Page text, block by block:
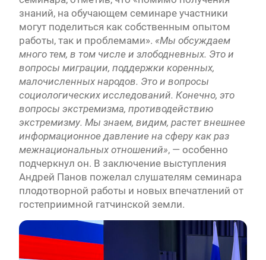
знаний, на обучающем семинаре участники
могут поделиться как собственным опытом
работы, так и проблемами». «Мы обсуждаем
много тем, в том числе и злободневных. Это и
вопросы миграции, поддержки коренных,
малочисленных народов. Это и вопросы
социологических исследований. Конечно, это
вопросы экстремизма, противодействию
экстремизму. Мы знаем, видим, растет внешнее
информационное давление на сферу как раз
межнациональных отношений», — особенно
подчеркнул он. В заключение выступления
Андрей Панов пожелал слушателям семинара
плодотворной работы и новых впечатлений от
гостеприимной гатчинской земли.